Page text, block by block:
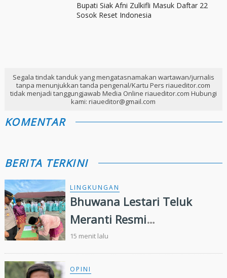
Bupati Siak Afni Zulkifli Masuk Daftar 22
Sosok Reset Indonesia
Segala tindak tanduk yang mengatasnamakan wartawan/jurnalis
tanpa menunjukkan tanda pengenal/Kartu Pers riaueditor.com
tidak menjadi tanggungjawab Media Online riaueditor.com Hubungi
kami: riaueditor@gmail.com
KOMENTAR
BERITA TERKINI
LINGKUNGAN
Bhuwana Lestari Teluk
Meranti Resmi
Dikukuhkan,Wujudkan
Generasi Muda Peduli
Lingkungan
15 menit lalu
OPINI